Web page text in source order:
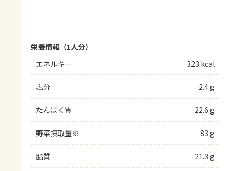
栄養情報（1人分）
エネルギー
323 kcal
塩分 2.4 g
たんぱく質 22.6 g
野菜摂取量※ 83 g
脂質 21.3 g